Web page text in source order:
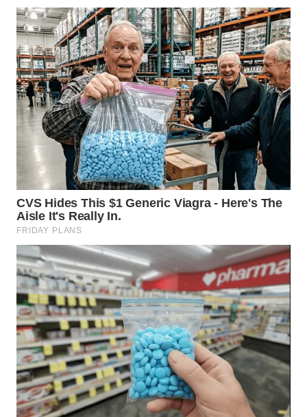
KALSEL
WN
KALTIM
WN
SULSEL
GORONTALO
WN
SULUT
WN
MALUKU
WN
MALUT
WN
DAIRI
WN